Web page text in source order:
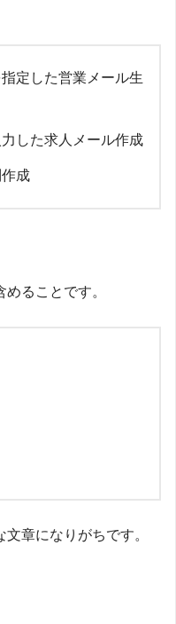
定した営業メール生
した求人メール作成
成
ることです。
章になりがちです。